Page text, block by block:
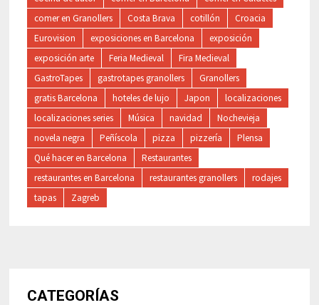
comer en Granollers
Costa Brava cotillón
Croacia
Eurovision
exposiciones en Barcelona
exposición
exposición arte
Feria Medieval
Fira Medieval
GastroTapes
gastrotapes granollers
Granollers
gratis Barcelona
hoteles de lujo Japon
localizaciones
localizaciones series
Música navidad
Nochevieja
novela negra
Peñíscola pizza pizzería
Plensa
Qué hacer en Barcelona
Restaurantes
restaurantes en Barcelona
restaurantes granollers
rodajes
tapas
Zagreb
CATEGORÍAS